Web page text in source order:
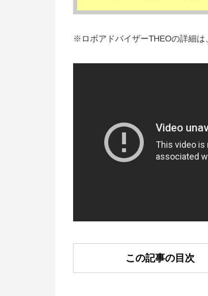
※ロボアドバイザーTHEOの詳細
この記事の目次